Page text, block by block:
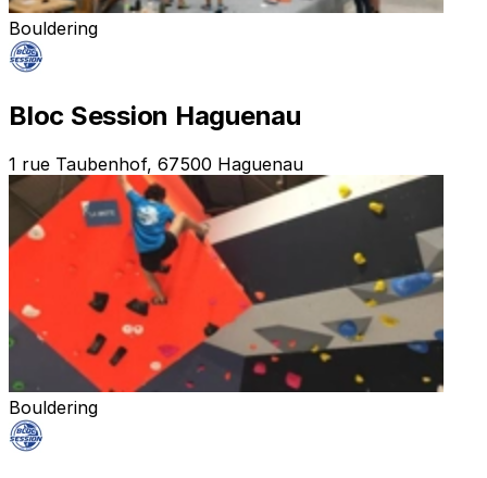
Bouldering
Bloc Session Haguenau
1 rue Taubenhof, 67500 Haguenau
Bouldering